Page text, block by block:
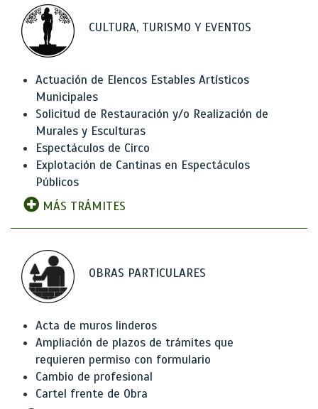
CULTURA, TURISMO Y EVENTOS
Actuación de Elencos Estables Artísticos
Municipales
Solicitud de Restauración y/o Realización de
Murales y Esculturas
Espectáculos de Circo
Explotación de Cantinas en Espectáculos
Públicos
MÁS TRÁMITES
OBRAS PARTICULARES
Acta de muros linderos
Ampliación de plazos de trámites que
requieren permiso con formulario
Cambio de profesional
Cartel frente de Obra